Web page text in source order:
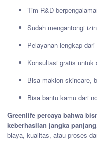
Tim R&D
Sudah mengantongi
Pelayanan lengkap
Konsultasi gratis untuk
Bisa maklon skincare,
Bisa bantu kamu dari
Greenlife percaya bahwa
keberhasilan jangka panjang.
biaya, kualitas, atau proses